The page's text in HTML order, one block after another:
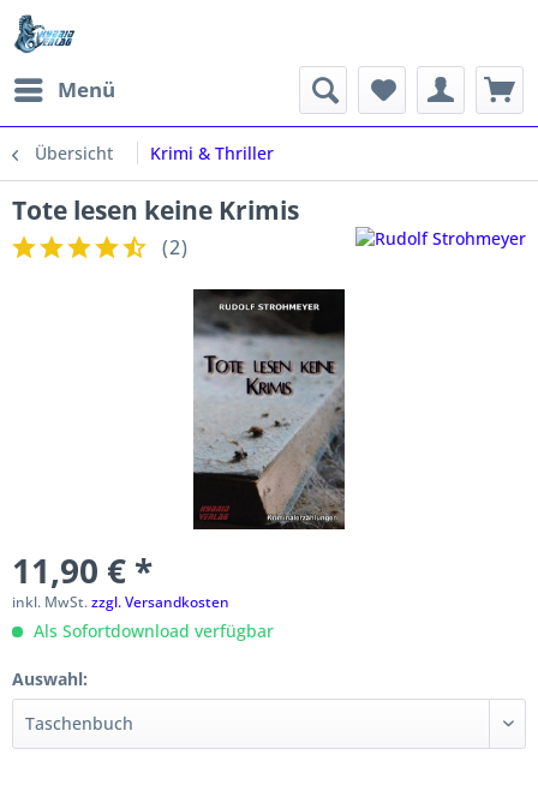
Menü
Übersicht Krimi & Thriller
Tote lesen keine Krimis
(2)
11,90 € *
inkl. MwSt.zzgl. Versandkosten
Als Sofortdownload verfügbar
Auswahl: